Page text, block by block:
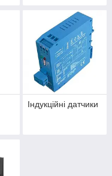
Індукційні датчики